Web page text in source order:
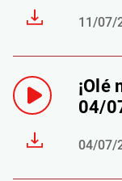
11/07/
¡Olé
04/
04/07/